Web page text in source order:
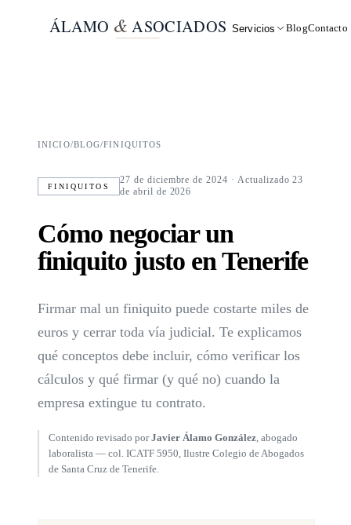
ÁLAMO & ASOCIADOS Servicios BlogContacto
INICIO/BLOG/FINIQUITOS
FINIQUITOS
27 de diciembre de 2024 · Actualizado 23
de abril de 2026
Cómo negociar un
finiquito justo en Tenerife
Firmar mal un finiquito puede costarte miles de
euros y cerrar toda vía judicial. Te explicamos
qué conceptos debe incluir, cómo verificar los
cálculos y qué firmar (y qué no) cuando la
empresa extingue tu contrato.
Contenido revisado porJavier Álamo González, abogado
laboralista — col. ICATF 5950, Ilustre Colegio de Abogados
de Santa Cruz de Tenerife.